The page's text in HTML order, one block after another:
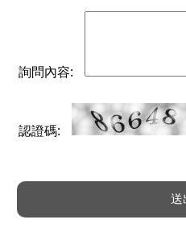
詢問內容:
認證碼: